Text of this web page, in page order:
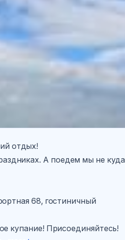
отдых!
А поедем мы не
68, гостиничный
купание! Присоединяйтесь!